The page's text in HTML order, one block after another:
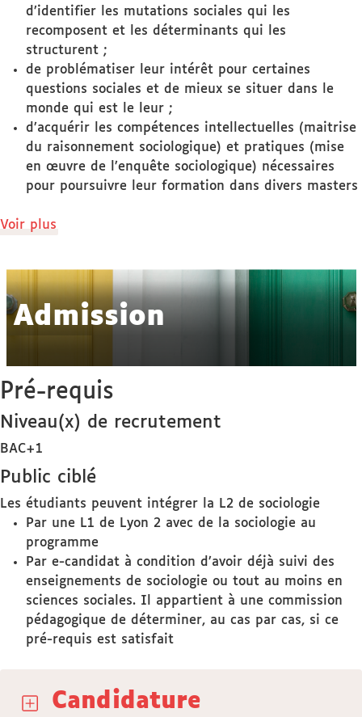
d’identifier les mutations sociales qui les
recomposent et les déterminants qui les
structurent ;
de problématiser leur intérêt pour certaines
questions sociales et de mieux se situer dans le
monde qui est le leur ;
d’acquérir les compétences intellectuelles (maitrise
du raisonnement sociologique) et pratiques (mise
en œuvre de l’enquête sociologique) nécessaires
pour poursuivre leur formation dans divers masters
Voir plus
Admission
Pré-requis
Niveau(x) de recrutement
BAC+1
Public ciblé
Les étudiants peuvent intégrer la L2 de sociologie
Par une L1 de Lyon 2 avec de la sociologie au
programme
Par e-candidat à condition d’avoir déjà suivi des
enseignements de sociologie ou tout au moins en
sciences sociales. Il appartient à une commission
pédagogique de déterminer, au cas par cas, si ce
pré-requis est satisfait
Candidature